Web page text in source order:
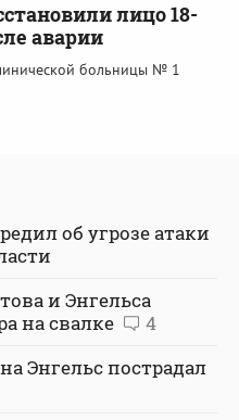
лицо 18-
аварии
больницы № 1
об угрозе атаки
и Энгельса
на свалке
4
Энгельс пострадал